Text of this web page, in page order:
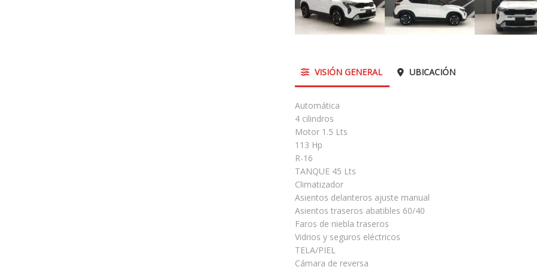
VISIÓN GENERAL UBICACIÓN
Automática
4 cilindros
Motor 1.5 Lts
113 Hp
R-16
TANQUE 45 Lts
Climatizador
Asientos delanteros ajuste manual
Asientos traseros abatibles 60/40
Faros de niebla traseros
Vidrios y seguros eléctricos
TELA/PIEL
Cámara de reversa